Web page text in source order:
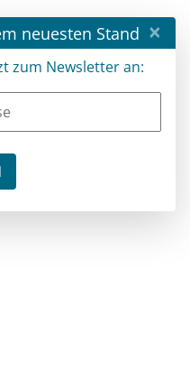
neuesten Stand ×
zum Newsletter an: